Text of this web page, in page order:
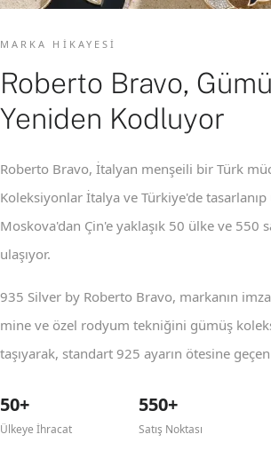
MARKA HIKAYESI
Roberto Bravo,
Yeniden Kodluyor
Roberto Bravo, İtalyan menşeili bir Türk
Koleksiyonlar İtalya ve Türkiye'de
Moskova'dan Çin'e yaklaşık 50 ülke ve 550
ulaşıyor.
935 Silver by Roberto Bravo, markanın
mine ve özel rodyum tekniğini gümüş
taşıyarak, standart 925 ayarın ötesine
50+
Ülkeye İhracat
550+
Satış Noktası